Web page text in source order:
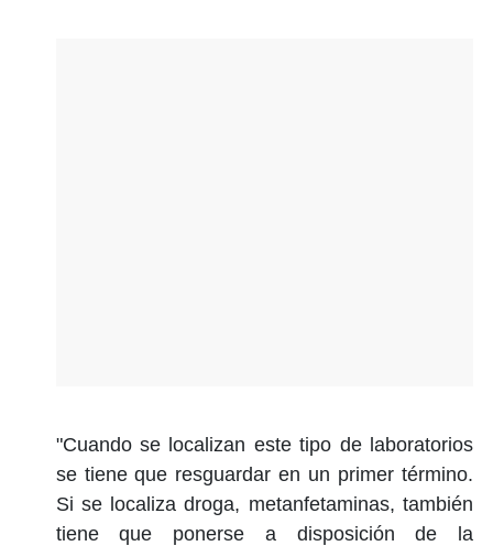
"Cuando se localizan este tipo de laboratorios
se tiene que resguardar en un primer término.
Si se localiza droga, metanfetaminas, también
tiene que ponerse a disposición de la